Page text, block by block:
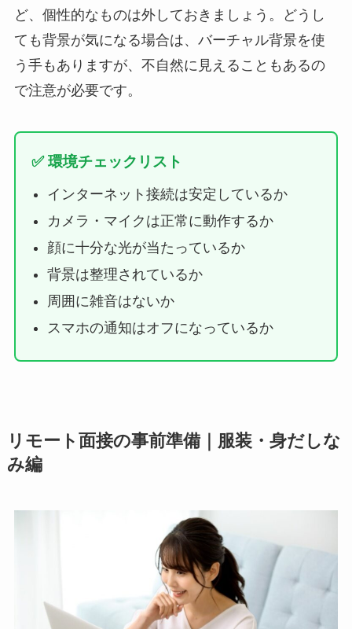
ど、個性的なものは外しておきましょう。どうし
ても背景が気になる場合は、バーチャル背景を使
う手もありますが、不自然に見えることもあるの
で注意が必要です。
✅ 環境チェックリスト
インターネット接続は安定しているか
カメラ・マイクは正常に動作するか
顔に十分な光が当たっているか
背景は整理されているか
周囲に雑音はないか
スマホの通知はオフになっているか
リモート面接の事前準備｜服装・身だしな
み編